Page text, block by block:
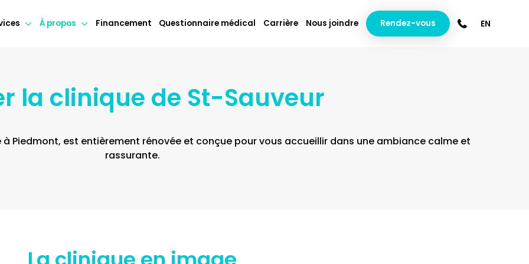
À propos Financement Questionnaire médical Carrière Nous joindre Rendez-vous EN
la clinique de St-Sauveur
à Piedmont, est entièrement rénovée et conçue pour vous accueillir dans une ambiance calme et
rassurante.